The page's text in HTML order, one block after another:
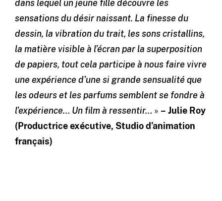
dans lequel un jeune fille découvre les
sensations du désir naissant. La finesse du
dessin, la vibration du trait, les sons cristallins,
la matière visible à l’écran par la superposition
de papiers, tout cela participe à nous faire vivre
une expérience d’une si grande sensualité que
les odeurs et les parfums semblent se fondre à
l’expérience… Un film à ressentir… » – Julie Roy
(Productrice exécutive, Studio d’animation
français)